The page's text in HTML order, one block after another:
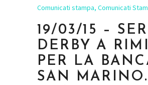
Comunicati stampa, Comunicati
19/03/15 –
DERBY A
PER LA
SAN MARINO.